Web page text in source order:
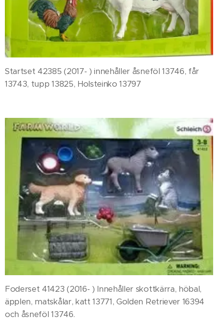
Startset 42385 (2017- ) innehåller åsneföl 13746, får
13743, tupp 13825, Holsteinko 13797
Foderset 41423 (2016- ) Innehåller skottkärra, höbal,
äpplen, matskålar, katt 13771, Golden Retriever 16394
och åsneföl 13746.